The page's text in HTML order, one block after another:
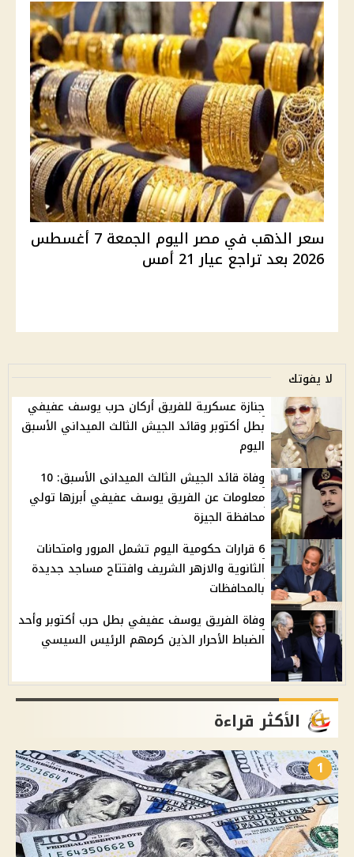
سعر الذهب في مصر اليوم الجمعة 7 أغسطس
2026 بعد تراجع عيار 21 أمس
لا يفوتك
جنازة عسكرية للفريق أركان حرب يوسف عفيفي
بطل أكتوبر وقائد الجيش الثالث الميداني الأسبق
اليوم
وفاة قائد الجيش الثالث الميدانى الأسبق: 10
معلومات عن الفريق يوسف عفيفي أبرزها تولي
محافظة الجيزة
6 قرارات حكومية اليوم تشمل المرور وامتحانات
الثانوية والازهر الشريف وافتتاح مساجد جديدة
بالمحافظات
وفاة الفريق يوسف عفيفي بطل حرب أكتوبر وأحد
الضباط الأحرار الذين كرمهم الرئيس السيسي
الأكثر قراءة
1